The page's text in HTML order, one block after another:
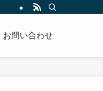
お問い合わせ